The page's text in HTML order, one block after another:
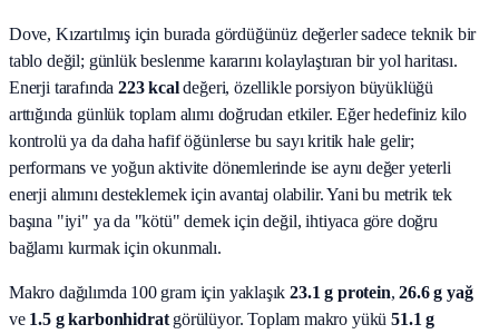
Dove, Kızartılmış için burada gördüğünüz değerler sadece teknik bir
tablo değil; günlük beslenme kararını kolaylaştıran bir yol haritası.
Enerji tarafında223 kcaldeğeri, özellikle porsiyon büyüklüğü
arttığında günlük toplam alımı doğrudan etkiler. Eğer hedefiniz kilo
kontrolü ya da daha hafif öğünlerse bu sayı kritik hale gelir;
performans ve yoğun aktivite dönemlerinde ise aynı değer yeterli
enerji alımını desteklemek için avantaj olabilir. Yani bu metrik tek
başına "iyi" ya da "kötü" demek için değil, ihtiyaca göre doğru
bağlamı kurmak için okunmalı.
Makro dağılımda 100 gram için yaklaşık23.1 g protein, 26.6g yağ
ve 1.5g karbonhidratgörülüyor. Toplam makro yükü51.1 g